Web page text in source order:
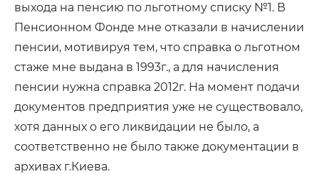
выхода на пенсию по льготному списку №1. В
Пенсионном Фонде мне отказали в начислении
пенсии, мотивируя тем, что справка о льготном
стаже мне выдана в 1993г., а для начисления
пенсии нужна справка 2012г. На момент подачи
документов предприятия уже не существовало,
хотя данных о его ликвидации не было, а
соответственно не было также документации в
архивах г.Киева.